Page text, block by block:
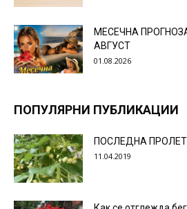
МЕСЕЧНА
АВГУСТ
01.08.2026
ПОПУЛЯРНИ ПУБЛИКАЦИИ
ПОСЛЕДНА
11.04.2019